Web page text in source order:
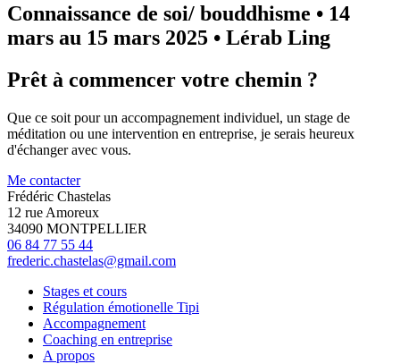
Connaissance de soi/ bouddhisme • 14
mars au 15 mars 2025 • Lérab Ling
Prêt à commencer votre chemin ?
Que ce soit pour un accompagnement individuel, un stage de
méditation ou une intervention en entreprise, je serais heureux
d'échanger avec vous.
Me contacter
Frédéric Chastelas
12 rue Amoreux
34090 MONTPELLIER
06 84 77 55 44
frederic.chastelas@gmail.com
Stages et cours
Régulation émotionelle Tipi
Accompagnement
Coaching en entreprise
A propos